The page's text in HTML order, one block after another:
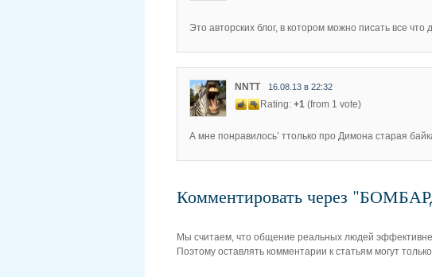
Это авторских блог, в котором можно писать все что
NNTT 16.08.13 в 22:32
Rating: +1 (from 1 vote)
А мне понравилось’ ттолько про Димона старая
Комментировать через
Мы считаем, что общение реальных людей
Поэтому оставлять комментарии к статьям могут только